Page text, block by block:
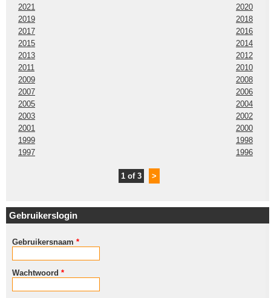
2021
2020
2019
2018
2017
2016
2015
2014
2013
2012
2011
2010
2009
2008
2007
2006
2005
2004
2003
2002
2001
2000
1999
1998
1997
1996
1 of 3 >
Gebruikerslogin
Gebruikersnaam *
Wachtwoord *